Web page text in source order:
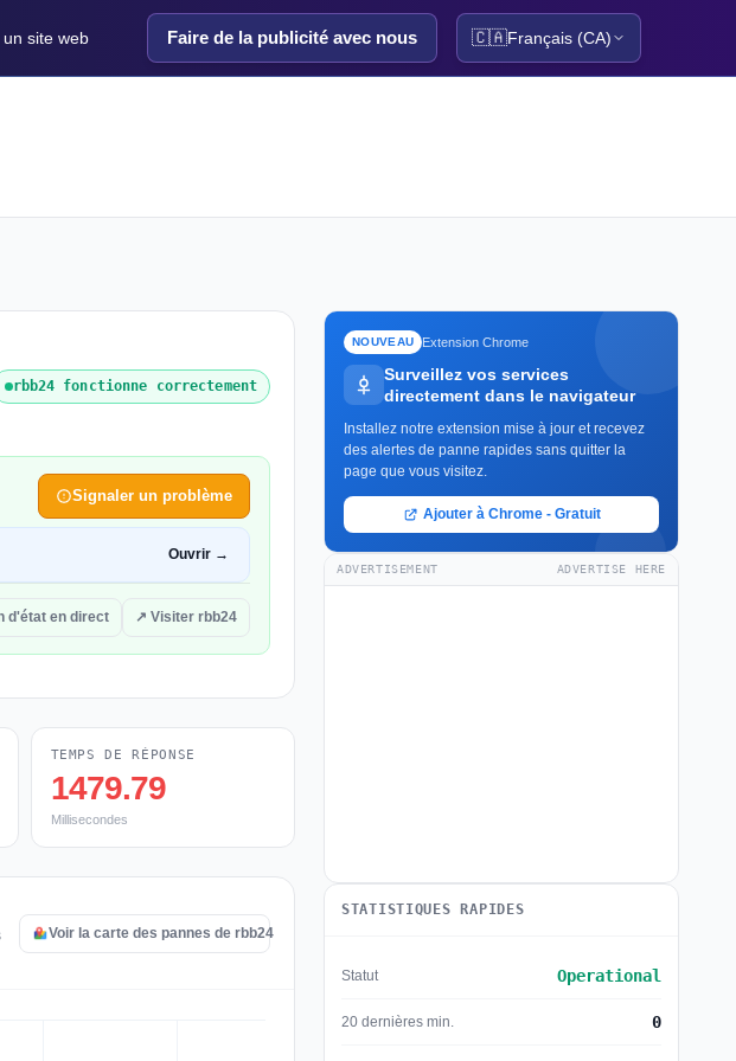
un site web Faire de la publicité avec nous 🇨🇦Français (CA)
rbb24 fonctionne correctement
Signaler un problème
Ouvrir →
d'état en direct ↗ Visiter rbb24
TEMPS DE RÉPONSE
1479.79
Millisecondes
Voir la carte des pannes de rbb24
NOUVEAU Extension Chrome
Surveillez vos services
directement dans le navigateur
Installez notre extension mise à jour et recevez
des alertes de panne rapides sans quitter la
page que vous visitez.
Ajouter à Chrome - Gratuit
ADVERTISEMENT ADVERTISE HERE
STATISTIQUES RAPIDES
Statut Operational
20 dernières min. 0